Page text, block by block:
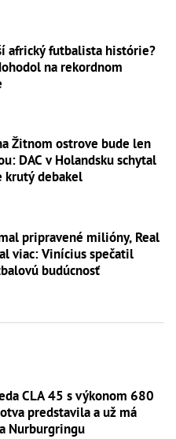
africký futbalista histórie?
na rekordnom
Žitnom ostrove bude len
DAC v Holandsku schytal
krutý debakel
pripravené milióny, Real
viac: Vinícius spečatil
budúcnosť
CLA 45 s výkonom 680
predstavila a už má
Nurburgringu